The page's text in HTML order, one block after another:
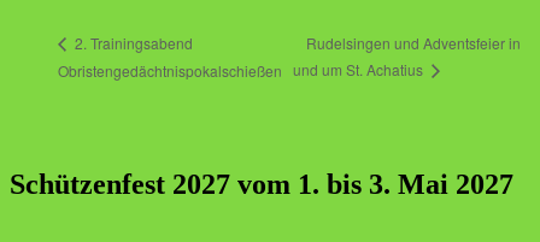
2. Trainingsabend
Obristengedächtnispokalschießen
Rudelsingen und Adventsfeier in
und um St. Achatius
Schützenfest 2027 vom 1. bis 3. Mai 2027